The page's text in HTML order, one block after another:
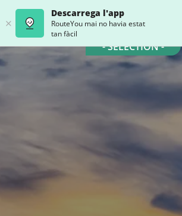
Descarrega l'app
RouteYou mai no havia estat
tan fàcil
- SELECTION -